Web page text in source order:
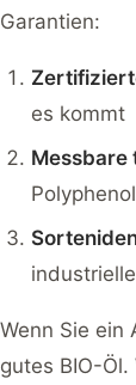
Garantien:
es kommt
Messbare
Wenn Sie ein
gutes BIO-